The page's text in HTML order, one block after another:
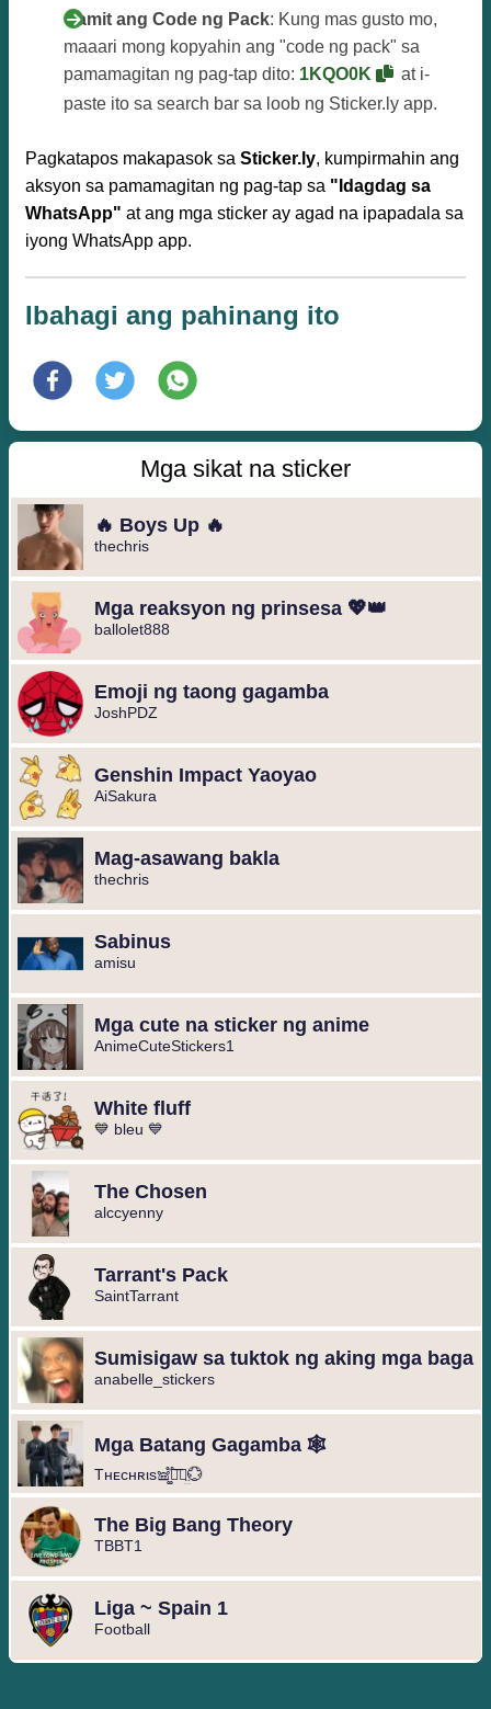
Gamit ang Code ng Pack: Kung mas gusto mo,
maaari mong kopyahin ang "code ng pack" sa
pamamagitan ng pag-tap dito: 1KQO0K
at i-
paste ito sa search bar sa loob ng Sticker.ly app.
Pagkatapos makapasok sa Sticker.ly, kumpirmahin ang
aksyon sa pamamagitan ng pag-tap sa "Idagdag sa
WhatsApp" at ang mga sticker ay agad na ipapadala sa
iyong WhatsApp app.
Ibahagi ang pahinang ito
Mga sikat na sticker
🔥 Boys Up 🔥
thechris
Mga reaksyon ng prinsesa 💖👑
ballolet888
Emoji ng taong gagamba
JoshPDZ
Genshin Impact Yaoyao
AiSakura
Mag-asawang bakla
thechris
Sabinus
amisu
Mga cute na sticker ng anime
AnimeCuteStickers1
White fluff
💙 bleu 💙
The Chosen
alccyenny
Tarrant's Pack
SaintTarrant
Sumisigaw sa tuktok ng aking mga baga
anabelle_stickers
Mga Batang Gagamba 🕸️
Tнᴇcнʀιs𖠌͚֟፝͞⚣︎̤̫💮
The Big Bang Theory
TBBT1
Liga ~ Spain 1
Football